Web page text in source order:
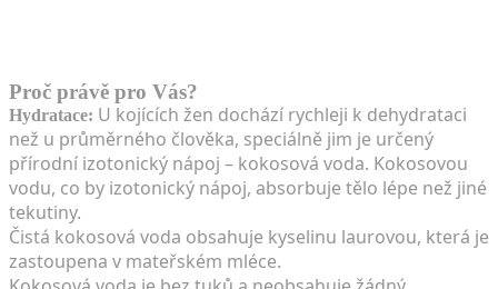
Proč právě pro Vás?
Hydratace: U kojících žen dochází rychleji k dehydrataci
než u průměrného člověka, speciálně jim je určený
přírodní izotonický nápoj – kokosová voda. Kokosovou
vodu, co by izotonický nápoj, absorbuje tělo lépe než jiné
tekutiny.
Čistá kokosová voda obsahuje kyselinu laurovou, která je
zastoupena v mateřském mléce.